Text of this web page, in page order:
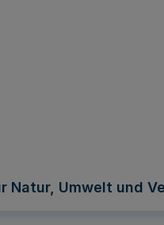
Natur, Umwelt und